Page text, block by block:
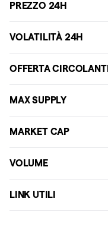
PREZZO 24H
VOLATILITÀ 24H
OFFERTA
MAX SUPPLY
MARKET CAP
VOLUME
LINK UTILI